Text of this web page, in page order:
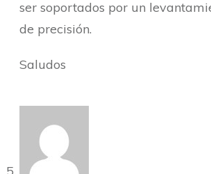
ser soportados por un
de precisión.
Saludos